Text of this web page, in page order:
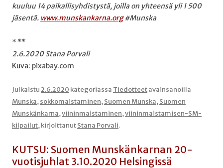
kuuluu 14 paikallisyhdistystä, joilla on yhteensä yli 1 500
jäsentä. www.munskankarna.org#Munska
***
2.6.2020 Stana Porvali
Kuva: pixabay.com
Julkaistu2.6.2020 kategoriassa Tiedotteetavainsanoilla
Munska,sokkomaistaminen,Suomen Munska,Suomen
Munskänkarna,viininmaistaminen,viininmaistamisen-SM-
kilpailut, kirjoittanutStana Porvali.
KUTSU: Suomen Munskänkarnan 20-
vuotisjuhlat 3.10.2020 Helsingissä